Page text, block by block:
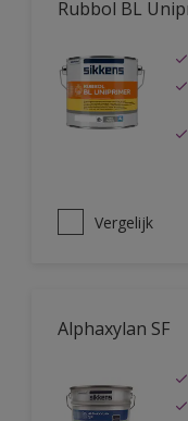
Rubbol BL
Vergelijk
Alphaxylan SF